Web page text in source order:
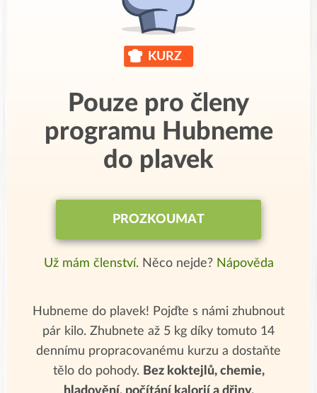
Pouze pro členy
programu Hubneme
do plavek
PROZKOUMAT
Už mám členství. Něco nejde? Nápověda
Hubneme do plavek! Pojďte s námi zhubnout
pár kilo. Zhubnete až 5 kg díky tomuto 14
dennímu propracovanému kurzu a dostaňte
tělo do pohody. Bez koktejlů, chemie,